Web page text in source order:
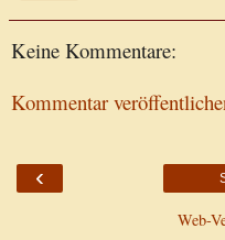
Keine Kommentare:
Kommentar
‹
Web-